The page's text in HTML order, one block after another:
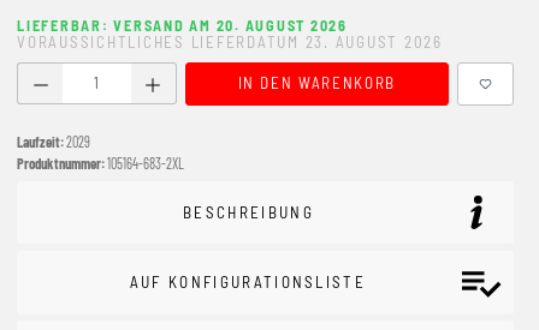
LIEFERBAR: VERSAND AM 20. AUGUST 2026
VORAUSSICHTLICHES LIEFERDATUM 23. AUGUST 2026
Produkt Anzahl: Gib den gewünschten Wert ein oder
IN DEN WARENKORB
Laufzeit:2029
Produktnummer:105164-683-2XL
BESCHREIBUNG
AUF KONFIGURATIONSLISTE